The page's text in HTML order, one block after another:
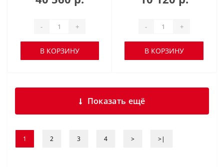
- +
В КОРЗИНУ
- +
В КОРЗИНУ
Показать ещё
1 2 3 4 > >|